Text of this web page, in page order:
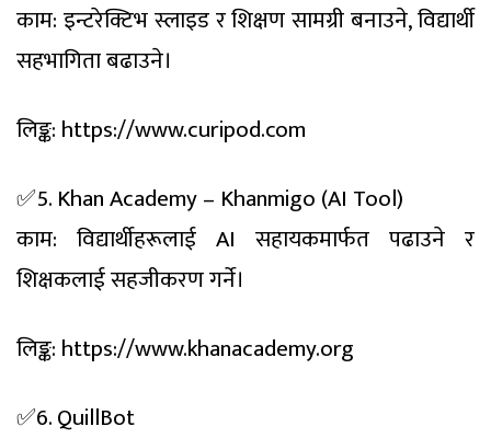
काम: इन्टरेक्टिभ स्लाइड र शिक्षण सामग्री बनाउने, विद्यार्थी
सहभागिता बढाउने।
लिङ्क: https://www.curipod.com
✅5. Khan Academy – Khanmigo (AI Tool)
काम: विद्यार्थीहरूलाई AI सहायकमार्फत पढाउने र
शिक्षकलाई सहजीकरण गर्ने।
लिङ्क: https://www.khanacademy.org
✅6. QuillBot